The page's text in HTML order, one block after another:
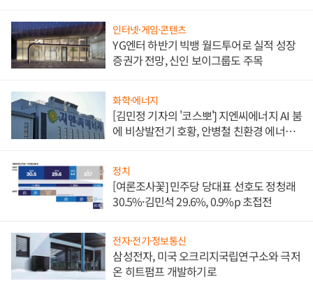
인터넷·게임·콘텐츠
YG엔터 하반기 빅뱅 월드투어로 실적 성장
증권가 전망, 신인 보이그룹도 주목
화학·에너지
[김민정 기자의 '코스뽀'] 지엔씨에너지 AI 붐
에 비상발전기 호황, 안병철 친환경 에너지
정치
[여론조사꽃] 민주당 당대표 선호도 정청래
30.5%·김민석 29.6%, 0.9%p 초접전
전자·전기·정보통신
삼성전자, 미국 오크리지국립연구소와 극저
온 히트펌프 개발하기로